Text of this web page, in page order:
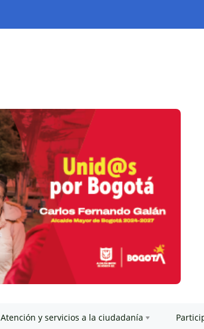
Atención y servicios a la ciudadanía